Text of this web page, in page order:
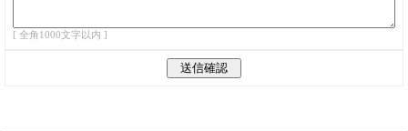
[ 全角1000文字以内 ]